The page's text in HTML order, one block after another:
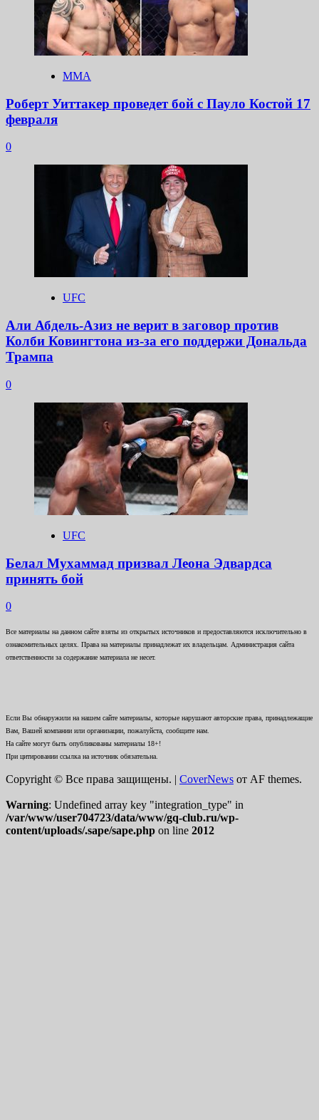
ММА
Роберт Уиттакер проведет бой с Пауло Костой 17
февраля
0
UFC
Али Абдель-Азиз не верит в заговор против
Колби Ковингтона из-за его поддержи Дональда
Трампа
0
UFC
Белал Мухаммад призвал Леона Эдвардса
принять бой
0
Все материалы на данном сайте взяты из открытых источников и предоставляются исключительно в
ознакомительных целях. Права на материалы принадлежат их владельцам. Администрация сайта
ответственности за содержание материала не несет.
Если Вы обнаружили на нашем сайте материалы, которые нарушают авторские права, принадлежащие
Вам, Вашей компании или организации, пожалуйста, сообщите нам.
На сайте могут быть опубликованы материалы 18+!
При цитировании ссылка на источник обязательна.
Copyright © Все права защищены. | CoverNews от AF themes.
Warning: Undefined array key "integration_type" in
/var/www/user704723/data/www/gq-club.ru/wp-
content/uploads/.sape/sape.php on line 2012